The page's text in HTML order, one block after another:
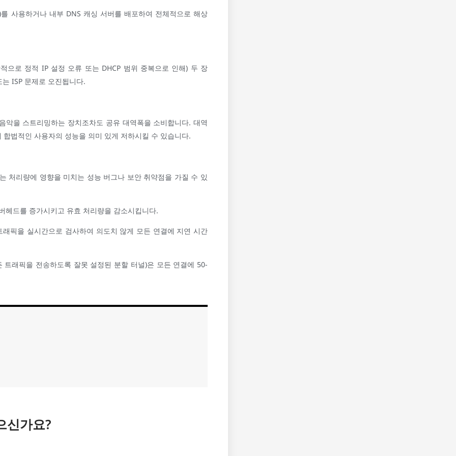
사용하거나 내부 DNS 캐싱 서버를 배포하여 전체적으로 해상
으로 정적 IP 설정 오류 또는 DHCP 범위 중복으로 인해) 두 장
ISP 문제로 오진됩니다.
을 스트리밍하는 장치조차도 공유 대역폭을 소비합니다. 대역
법적인 사용자의 성능을 의미 있게 저하시킬 수 있습니다.
처리량에 영향을 미치는 성능 버그나 보안 취약점을 가질 수 있
헤드를 증가시키고 유효 처리량을 감소시킵니다.
픽을 실시간으로 검사하여 의도치 않게 모든 연결에 지연 시간
래픽을 전송하도록 잘못 설정된 분할 터널)은 모든 연결에 50-
신가요?